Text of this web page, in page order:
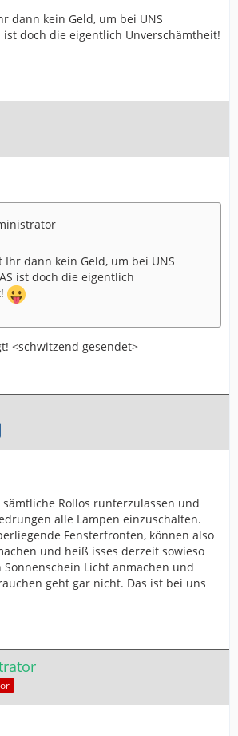
dann kein Geld, um bei UNS
ist doch die eigentlich Unverschämtheit!
dann kein Geld, um bei UNS
ist doch die eigentlich
<schwitzend gesendet>
Rollos runterzulassen und
alle Lampen einzuschalten.
Fensterfronten, können also
und heiß isses derzeit sowieso
Licht anmachen und
geht gar nicht. Das ist bei uns